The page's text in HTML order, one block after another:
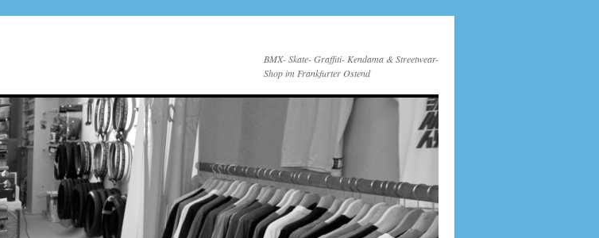
BMX- Skate- Graffiti- Kendama & Streetwear-
Shop im Frankfurter Ostend